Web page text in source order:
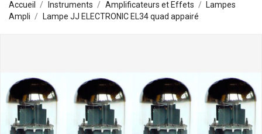
Accueil Instruments Amplificateurs et Effets
Lampes
Ampli
Lampe JJ ELECTRONIC EL34 quad appairé